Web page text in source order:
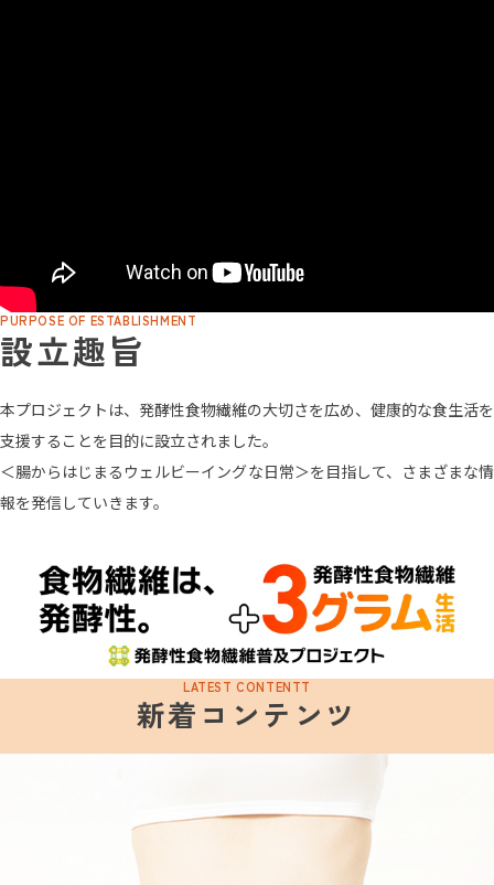
PURPOSE OF ESTABLISHMENT
設立趣旨
本プロジェクトは、発酵性食物繊維の大切さを広め、健康的な食生活を
支援することを目的に設立されました。
＜腸からはじまるウェルビーイングな日常＞を目指して、さまざまな情
報を発信していきます。
LATEST CONTENTT
新着コンテンツ